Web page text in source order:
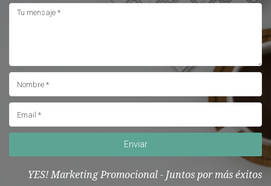
Enviar
YES! Marketing Promocional - Juntos por más éxitos